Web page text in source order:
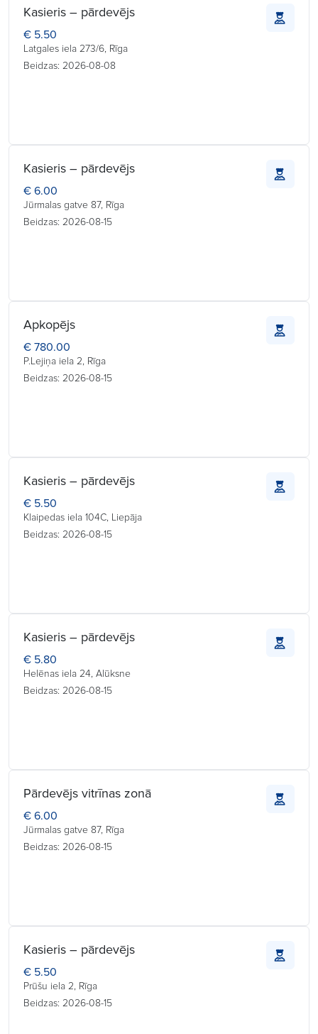
Kasieris – pārdevējs
€ 5.50
Latgales iela 273/6, Rīga
Beidzas: 2026-08-08
Kasieris – pārdevējs
€ 6.00
Jūrmalas gatve 87, Rīga
Beidzas: 2026-08-15
Apkopējs
€ 780.00
P.Lejiņa iela 2, Rīga
Beidzas: 2026-08-15
Kasieris – pārdevējs
€ 5.50
Klaipedas iela 104C, Liepāja
Beidzas: 2026-08-15
Kasieris – pārdevējs
€ 5.80
Helēnas iela 24, Alūksne
Beidzas: 2026-08-15
Pārdevējs vitrīnas zonā
€ 6.00
Jūrmalas gatve 87, Rīga
Beidzas: 2026-08-15
Kasieris – pārdevējs
€ 5.50
Prūšu iela 2, Rīga
Beidzas: 2026-08-15